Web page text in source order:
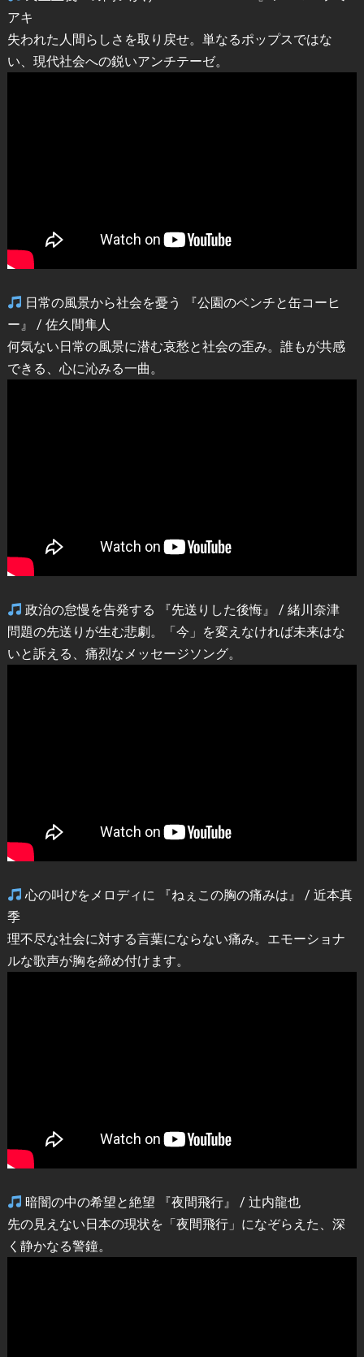
アキ
失われた人間らしさを取り戻せ。単なるポップスではな
い、現代社会への鋭いアンチテーゼ。
日常の風景から社会を憂う 『公園のベンチと缶コーヒ
ー』 / 佐久間隼人
何気ない日常の風景に潜む哀愁と社会の歪み。誰もが共感
できる、心に沁みる一曲。
政治の怠慢を告発する 『先送りした後悔』 / 緒川奈津
問題の先送りが生む悲劇。「今」を変えなければ未来はな
いと訴える、痛烈なメッセージソング。
心の叫びをメロディに 『ねぇこの胸の痛みは』 / 近本真
季
理不尽な社会に対する言葉にならない痛み。エモーショナ
ルな歌声が胸を締め付けます。
暗闇の中の希望と絶望 『夜間飛行』 / 辻内龍也
先の見えない日本の現状を「夜間飛行」になぞらえた、深
く静かなる警鐘。